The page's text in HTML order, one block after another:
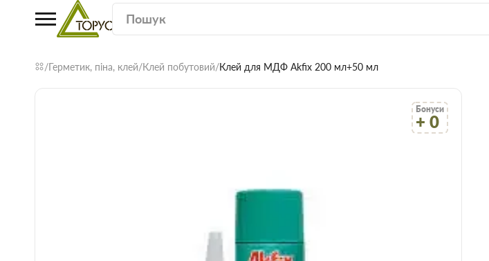
Герметик, піна, клей Клей побутовий Клей для МДФ Akfix 200 мл+50 мл
Бонуси
+ 0